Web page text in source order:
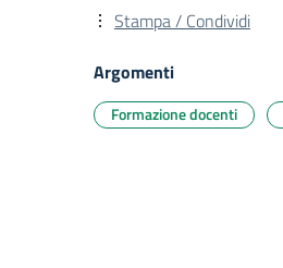
Stampa / Condividi
Argomenti
Formazione docenti